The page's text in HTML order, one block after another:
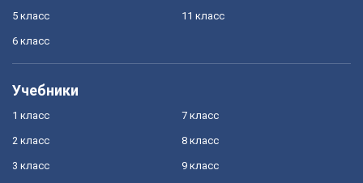
5 класс
6 класс
11 класс
Учебники
1 класс
2 класс
3 класс
7 класс
8 класс
9 класс